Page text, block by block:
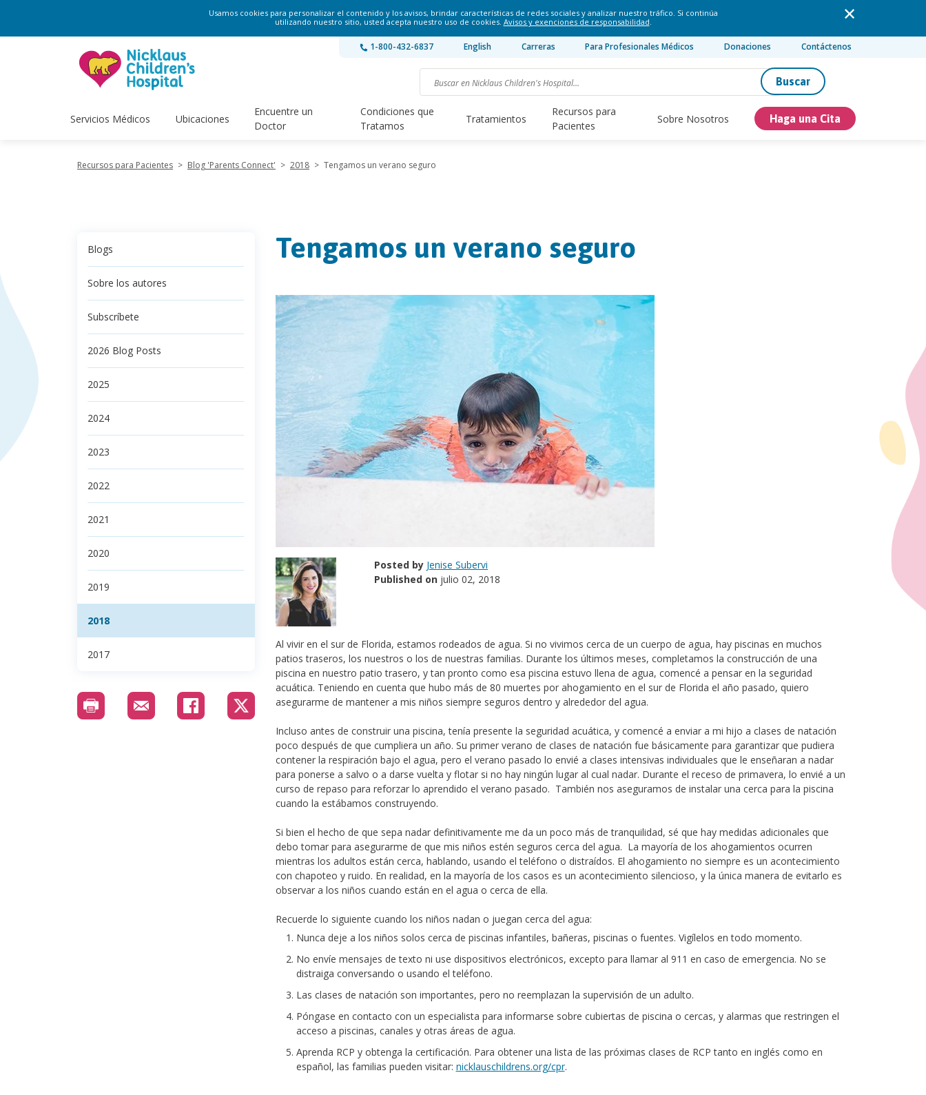
Usamos cookies para personalizar el contenido y los avisos, brindar características de redes sociales y analizar nuestro tráfico. Si continúa
utilizando nuestro sitio, usted acepta nuestro uso de cookies. Avisos y exenciones de responsabilidad.
1-800-432-6837 English Carreras Para Profesionales Médicos Donaciones Contáctenos
Buscar
Servicios Médicos Ubicaciones
Encuentre un
Doctor
Condiciones que
Tratamos
Tratamientos
Recursos para
Pacientes
Sobre Nosotros Haga una Cita
Recursos para Pacientes > Blog 'Parents Connect' > 2018 > Tengamos un verano seguro
Blogs
Sobre los autores
Subscríbete
2026 Blog Posts
2025
2024
2023
2022
2021
2020
2019
2018
2017
Tengamos un verano seguro
Posted by Jenise Subervi
Published on julio 02, 2018
Al vivir en el sur de Florida, estamos rodeados de agua. Si no vivimos cerca de un cuerpo de agua, hay piscinas en muchos
patios traseros, los nuestros o los de nuestras familias. Durante los últimos meses, completamos la construcción de una
piscina en nuestro patio trasero, y tan pronto como esa piscina estuvo llena de agua, comencé a pensar en la seguridad
acuática. Teniendo en cuenta que hubo más de 80 muertes por ahogamiento en el sur de Florida el año pasado, quiero
asegurarme de mantener a mis niños siempre seguros dentro y alrededor del agua.
Incluso antes de construir una piscina, tenía presente la seguridad acuática, y comencé a enviar a mi hijo a clases de natación
poco después de que cumpliera un año. Su primer verano de clases de natación fue básicamente para garantizar que pudiera
contener la respiración bajo el agua, pero el verano pasado lo envié a clases intensivas individuales que le enseñaran a nadar
para ponerse a salvo o a darse vuelta y flotar si no hay ningún lugar al cual nadar. Durante el receso de primavera, lo envié a un
curso de repaso para reforzar lo aprendido el verano pasado. También nos aseguramos de instalar una cerca para la piscina
cuando la estábamos construyendo.
Si bien el hecho de que sepa nadar definitivamente me da un poco más de tranquilidad, sé que hay medidas adicionales que
debo tomar para asegurarme de que mis niños estén seguros cerca del agua. La mayoría de los ahogamientos ocurren
mientras los adultos están cerca, hablando, usando el teléfono o distraídos. El ahogamiento no siempre es un acontecimiento
con chapoteo y ruido. En realidad, en la mayoría de los casos es un acontecimiento silencioso, y la única manera de evitarlo es
observar a los niños cuando están en el agua o cerca de ella.
Recuerde lo siguiente cuando los niños nadan o juegan cerca del agua:
Nunca deje a los niños solos cerca de piscinas infantiles, bañeras, piscinas o fuentes. Vigílelos en todo momento.
No envíe mensajes de texto ni use dispositivos electrónicos, excepto para llamar al 911 en caso de emergencia. No se
distraiga conversando o usando el teléfono.
Las clases de natación son importantes, pero no reemplazan la supervisión de un adulto.
Póngase en contacto con un especialista para informarse sobre cubiertas de piscina o cercas, y alarmas que restringen el
acceso a piscinas, canales y otras áreas de agua.
Aprenda RCP y obtenga la certificación. Para obtener una lista de las próximas clases de RCP tanto en inglés como en
español, las familias pueden visitar: nicklauschildrens.org/cpr.